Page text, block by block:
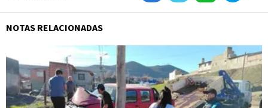
NOTAS RELACIONADAS